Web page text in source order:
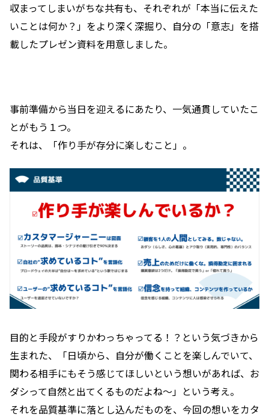
収まってしまいがちな共有も、それぞれが「本当に伝えた
いことは何か？」をより深く深掘り、自分の「意志」を搭
載したプレゼン資料を用意しました。
事前準備から当日を迎えるにあたり、一気通貫していたこ
とがもう１つ。
それは、「作り手が存分に楽しむこと」。
目的と手段がすりかわっちゃってる！？という気づきから
生まれた、「日頃から、自分が働くことを楽しんでいて、
関わる相手にもそう感じてほしいという想いがあれば、お
ダシって自然と出てくるものだよね〜」という考え。
それを品質基準に落とし込んだものを、今回の想いをカタ